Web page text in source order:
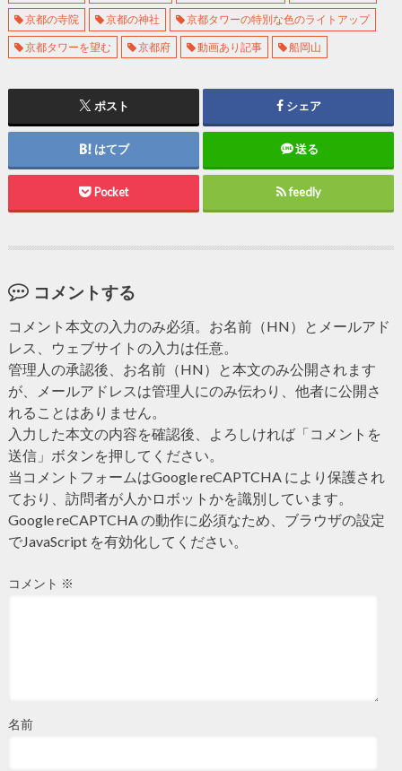
京都の寺院 京都の神社 京都タワーの特別な色のライトアップ
京都タワーを望む 京都府 動画あり記事 船岡山
ポスト シェア
はてブ 送る
Pocket feedly
コメントする
コメント本文の入力のみ必須。お名前（HN）とメールアド
レス、ウェブサイトの入力は任意。
管理人の承認後、お名前（HN）と本文のみ公開されます
が、メールアドレスは管理人にのみ伝わり、他者に公開さ
れることはありません。
入力した本文の内容を確認後、よろしければ「コメントを
送信」ボタンを押してください。
当コメントフォームはGoogle reCAPTCHA により保護され
ており、訪問者が人かロボットかを識別しています。
Google reCAPTCHA の動作に必須なため、ブラウザの設定
でJavaScript を有効化してください。
コメント ※
名前